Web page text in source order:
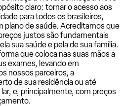
claro: tornar o acesso aos
para todos os brasileiros,
plano de saúde. Acreditamos que
justos são fundamentais
sua saúde e pela de sua família.
que coloca nas suas mãos a
exames, levando em
nossos parceiros, a
de sua residência ou até
e, principalmente, com preços